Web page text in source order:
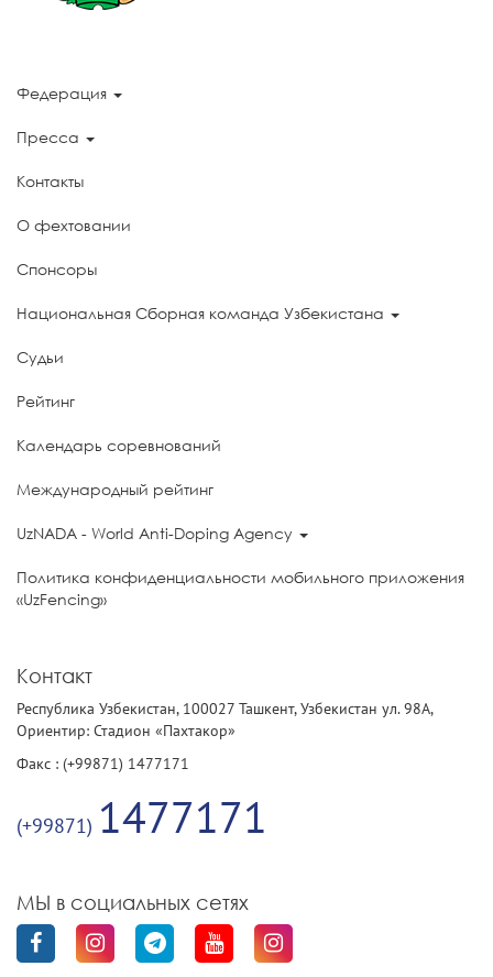
Федерация
Пресса
Контакты
О фехтовании
Спонсоры
Национальная Сборная команда Узбекистана
Судьи
Рейтинг
Календарь соревнований
Международный рейтинг
UzNADA - World Anti-Doping Agency
Политика конфиденциальности мобильного приложения
«UzFencing»
Контакт
Республика Узбекистан, 100027 Ташкент, Узбекистан ул. 98А,
Ориентир: Стадион «Пахтакор»
Факс : (+99871) 1477171
(+99871) 1477171
МЫ в социальных сетях